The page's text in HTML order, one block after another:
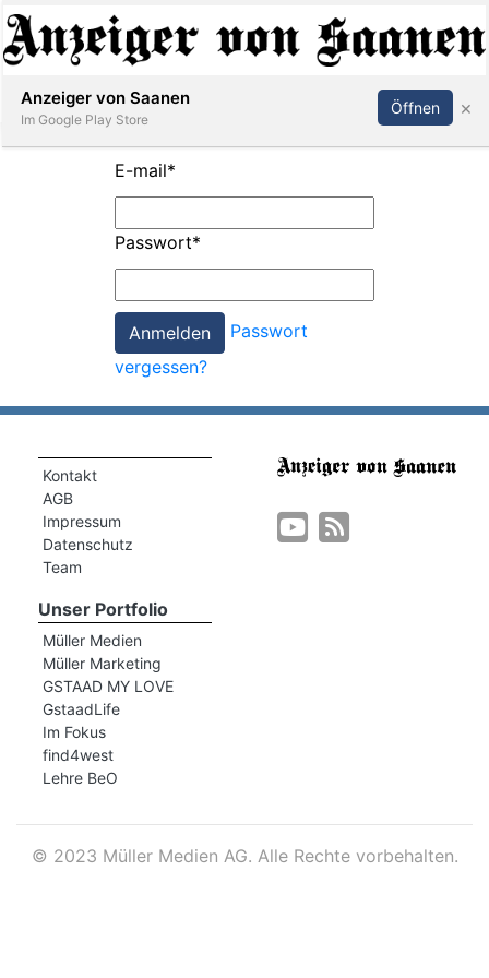
Abonnieren Anmelden
E-mail*
Passwort*
Passwort
vergessen?
Kontakt
AGB
Impressum
Datenschutz
Team
Unser Portfolio
Müller Medien
Müller Marketing
GSTAAD MY LOVE
GstaadLife
Im Fokus
find4west
Lehre BeO
© 2023 Müller Medien AG. Alle Rechte vorbehalten.
Anzeiger von Saanen
Im Google Play Store
Öffnen ×